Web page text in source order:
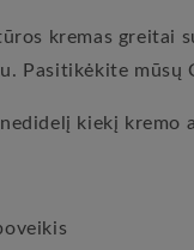
kremas
Pasitikėkite mūsų
kiekį kremo